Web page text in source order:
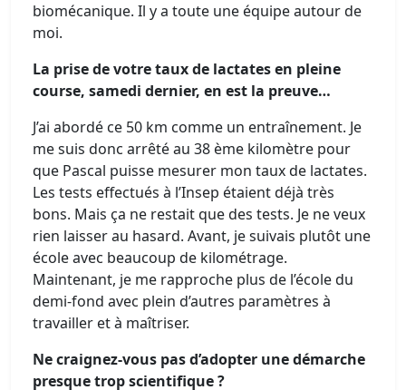
biomécanique. Il y a toute une équipe autour de
moi.
La prise de votre taux de lactates en pleine
course, samedi dernier, en est la preuve…
J’ai abordé ce 50 km comme un entraînement. Je
me suis donc arrêté au 38 ème kilomètre pour
que Pascal puisse mesurer mon taux de lactates.
Les tests effectués à l’Insep étaient déjà très
bons. Mais ça ne restait que des tests. Je ne veux
rien laisser au hasard. Avant, je suivais plutôt une
école avec beaucoup de kilométrage.
Maintenant, je me rapproche plus de l’école du
demi-fond avec plein d’autres paramètres à
travailler et à maîtriser.
Ne craignez-vous pas d’adopter une démarche
presque trop scientifique ?